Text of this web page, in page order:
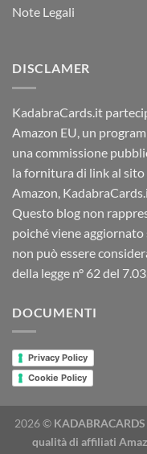
Note Legali
DISCLAMER
KadabraCards.it
Amazon EU, un
una commissione
la fornitura di link al
Amazon,
Questo blog non
poiché viene
non può essere
della legge n° 62 del
DOCUMENTI
Privacy Policy
Cookie Policy
2026 ©
qualità di affiliati